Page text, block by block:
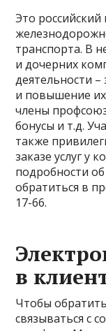
Это
транспорта. В
и дочерних
деятельности
и повышение их
члены
бонусы и т.д.
также
заказе услуг у
подробности
обратиться в
17-66.
в
Чтобы
связываться с